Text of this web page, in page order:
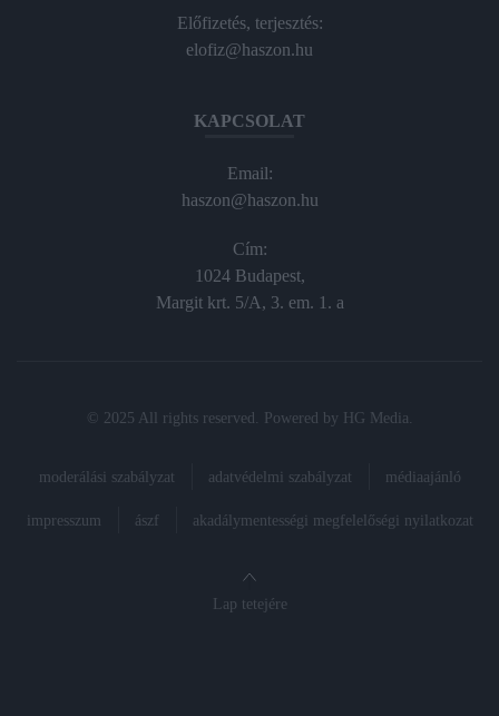
Előfizetés, terjesztés:
elofiz@haszon.hu
KAPCSOLAT
Email:
haszon@haszon.hu
Cím:
1024 Budapest,
Margit krt. 5/A, 3. em. 1. a
© 2025 All rights reserved. Powered by HG Media
moderálási szabályzat adatvédelmi szabályzat médiaajánló
impresszum ászf akadálymentességi megfelelőségi nyilatkozat
Lap tetejére